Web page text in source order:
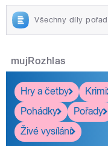
Všechny díly
mujRozhlas
Hry a četby
Krimi
Pohádky
Pořady
Živé vysílání